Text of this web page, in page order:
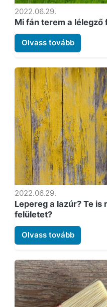
2022.06.29.
Mi fán terem a lélegző
Olvass tovább
2022.06.29.
Lepereg a lazúr? Te is
felületet?
Olvass tovább